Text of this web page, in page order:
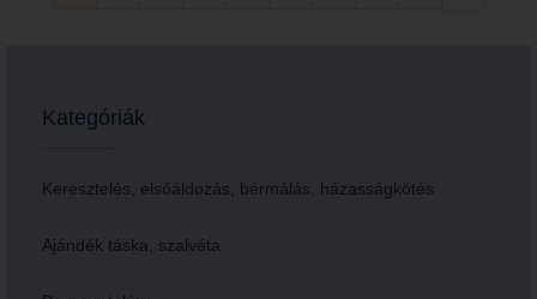
Kategóriák
Keresztelés, elsőáldozás, bérmálás, házasságkötés
Ajándék táska, szalvéta